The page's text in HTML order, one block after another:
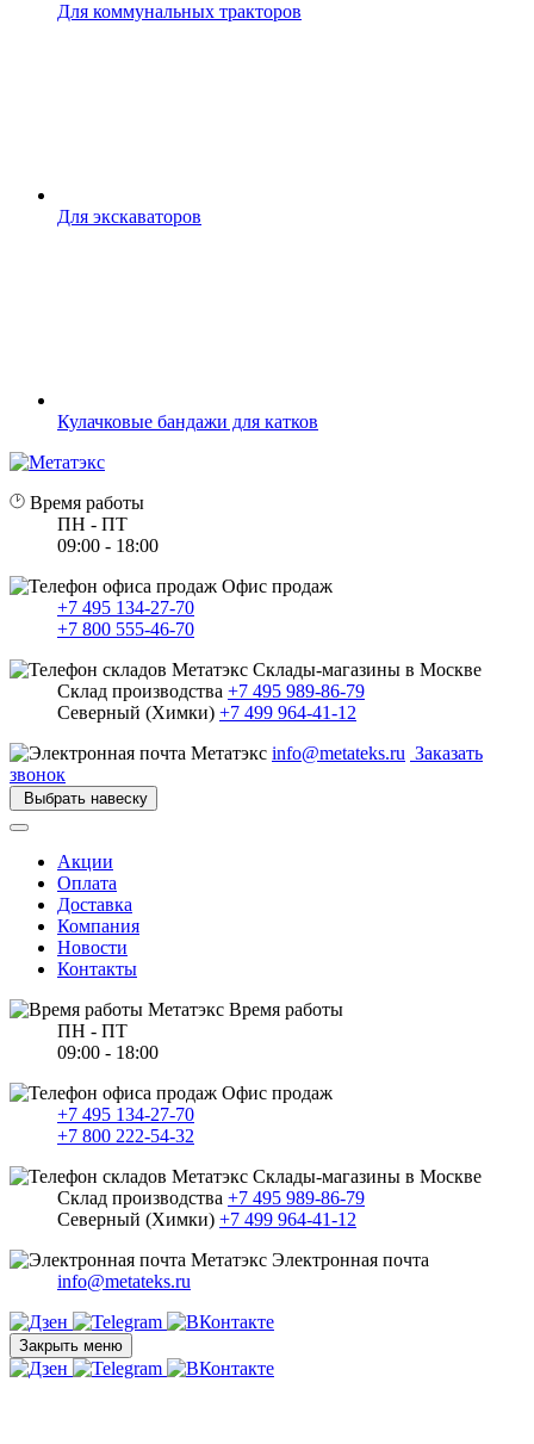
Для коммунальных тракторов
Для экскаваторов
Кулачковые бандажи для катков
Время работы
ПН - ПТ
09:00 - 18:00
Офис продаж
+7 495 134-27-70
+7 800 555-46-70
Склады-магазины в Москве
Склад производства +7 495 989-86-79
Северный (Химки) +7 499 964-41-12
info@metateks.ru Заказать
звонок
Выбрать навеску
Акции
Оплата
Доставка
Компания
Новости
Контакты
Время работы
ПН - ПТ
09:00 - 18:00
Офис продаж
+7 495 134-27-70
+7 800 222-54-32
Склады-магазины в Москве
Склад производства +7 495 989-86-79
Северный (Химки) +7 499 964-41-12
Электронная почта
info@metateks.ru
Закрыть меню